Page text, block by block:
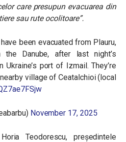
care presupun evacuarea din
sau rute ocolitoare”.
been evacuated from Plauru,
Danube, after last night’s
port of Izmail. They’re
village of Ceatalchioi (local
November 17, 2025
Horia Teodorescu, președintele